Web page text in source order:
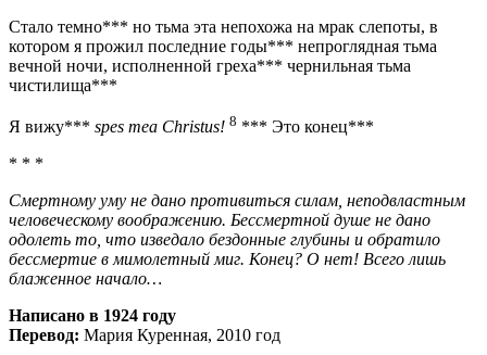
Стало темно*** но тьма эта непохожа на мрак слепоты, в
котором я прожил последние годы*** непроглядная тьма
вечной ночи, исполненной греха*** чернильная тьма
чистилища***
Я вижу*** spes теа Christus! 8 *** Это конец***
* * *
Смертному уму не дано противиться силам, неподвластным
человеческому воображению. Бессмертной душе не дано
одолеть то, что изведало бездонные глубины и обратило
бессмертие в мимолетный миг. Конец? О нет! Всего лишь
блаженное начало…
Написано в 1924 году
Перевод: Мария Куренная, 2010 год